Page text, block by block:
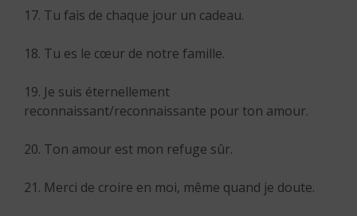
17. Tu fais de chaque jour un cadeau.
18. Tu es le cœur de notre famille.
19. Je suis éternellement
reconnaissant/reconnaissante pour ton amour.
20. Ton amour est mon refuge sûr.
21. Merci de croire en moi, même quand je doute.